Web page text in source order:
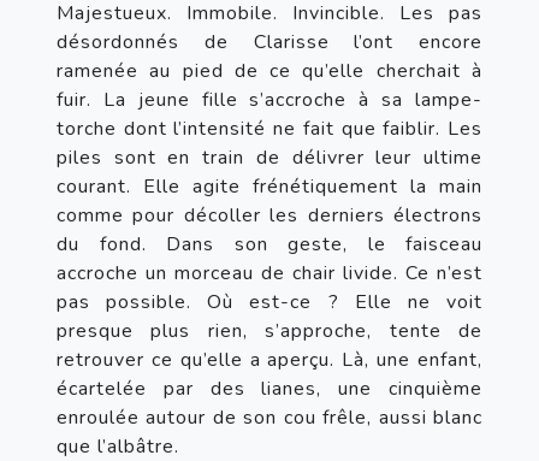
Majestueux. Immobile. Invincible. Les pas
désordonnés de Clarisse l’ont encore
ramenée au pied de ce qu’elle cherchait à
fuir. La jeune fille s’accroche à sa lampe-
torche dont l’intensité ne fait que faiblir. Les
piles sont en train de délivrer leur ultime
courant. Elle agite frénétiquement la main
comme pour décoller les derniers électrons
du fond. Dans son geste, le faisceau
accroche un morceau de chair livide. Ce n’est
pas possible. Où est-ce ? Elle ne voit
presque plus rien, s’approche, tente de
retrouver ce qu’elle a aperçu. Là, une enfant,
écartelée par des lianes, une cinquième
enroulée autour de son cou frêle, aussi blanc
que l’albâtre.